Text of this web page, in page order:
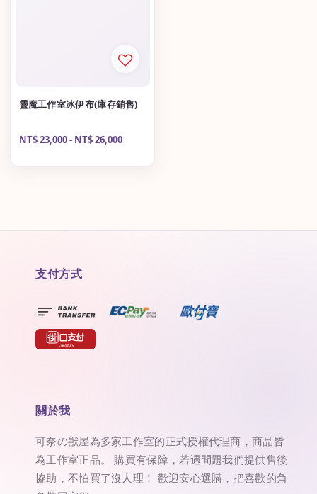
靈魔工作室冰伊布(庫存銷售)
Regular
NT$ 23,000- NT$ 26,000
支付方式
關於我
可奈の獣屋為多家工作室的正式授權代理商，商品皆
為工作室正品。 購買有保障，若遇問題我們提供售後
協助，不怕買了沒人理！ 歡迎安心選購，把喜歡的角